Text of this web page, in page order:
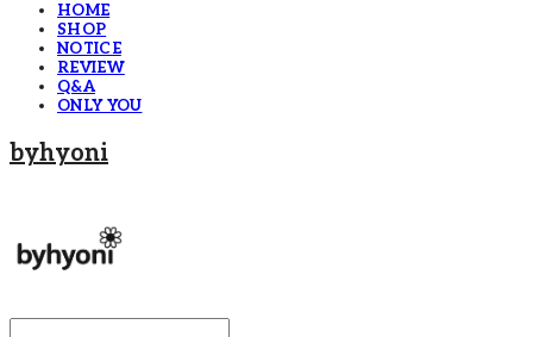
HOME
SHOP
NOTICE
REVIEW
Q&A
ONLY YOU
byhyoni